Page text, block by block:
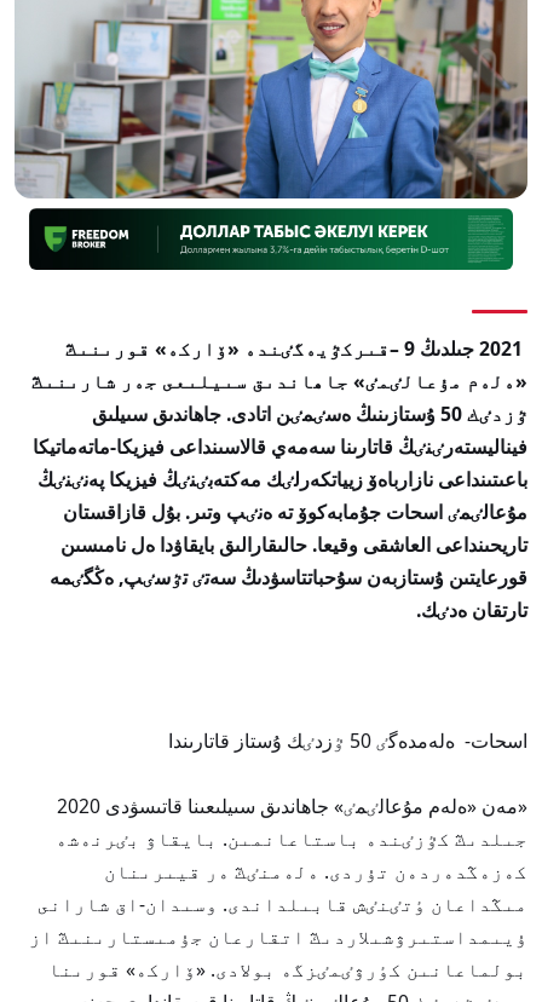
2021 جىلدىڭ 9 –قىركٷيەگٸندە «ۆاركە» قورىنىڭ
«ەلەم مۇعالٸمٸ» جاھاندىق سىيلىعى جەر شارىنىڭ
ٷزدٸك 50 ۇستازىنىڭ ەسٸمٸن اتادى. جاھاندىق سىيلىق
فيناليستەرٸنٸڭ قاتارىنا سەمەي قالاسىنداعى فيزيكا-ماتەماتيكا
باعىتىنداعى نازارباەۆ زيياتكەرلٸك مەكتەبٸنٸڭ فيزيكا پەنٸنٸڭ
مۇعالٸمٸ اسحات جۇمابەكوۆ تە ەنٸپ وتىر. بۇل قازاقستان
تاريحىنداعى العاشقى وقيعا. حالىقارالىق بايقاۋدا ەل نامىسىن
قورعايتىن ۇستازبەن سۇحباتتاسۋدىڭ سەتٸ تٷسٸپ, ەڭگٸمە
تارتقان ەدٸك.
اسحات- ەلەمدەگٸ 50 ٷزدٸك ۇستاز قاتارىندا
«مەن «ەلەم مۇعالٸمٸ» جاھاندىق سىيلىعىنا قاتىسۋدى 2020
جىلدىڭ كٷزٸندە باستاعانمىن. بايقاۋ بٸرنەشە
كەزەڭدەردەن تۇردى. ەلەمنٸڭ ەر قيىرىنان
مىڭداعان ٶتٸنٸش قابىلداندى. وسىدان-اق شارانى
ۇيىمداستىرۋشىلاردىڭ اتقارعان جۇمىستارىنىڭ از
بولماعانىن كٶرۋٸمٸزگە بولادى. «ۆاركە» قورىنا